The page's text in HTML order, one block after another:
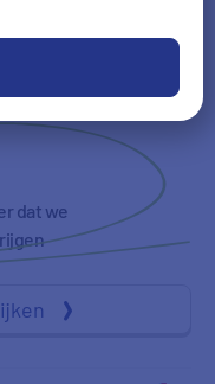
dat we